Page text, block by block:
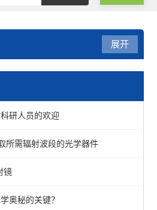
展开
研人员的欢迎
所需辐射波段的光学器件
镜
奥秘的关键？